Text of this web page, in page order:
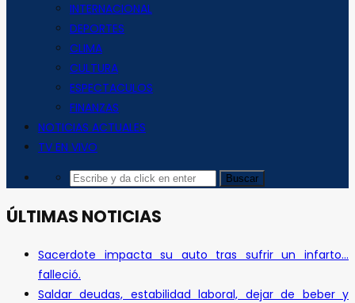
INTERNACIONAL
DEPORTES
CLIMA
CULTURA
ESPECTACULOS
FINANZAS
NOTICIAS ACTUALES
TV EN VIVO
ÚLTIMAS NOTICIAS
Sacerdote impacta su auto tras sufrir un infarto…
falleció.
Saldar deudas, estabilidad laboral, dejar de beber y